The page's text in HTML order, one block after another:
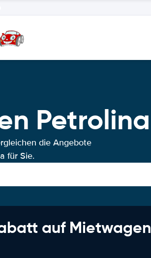
Petrolina
die Angebote
für Sie.
auf Mietwagen